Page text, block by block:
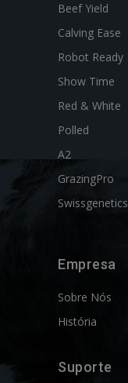
Beef Yield
Calving Ease
Robot Ready
Show Time
Red & White
Polled
A2
GrazingPro
Swissgenetics
Empresa
Sobre Nós
História
Suporte